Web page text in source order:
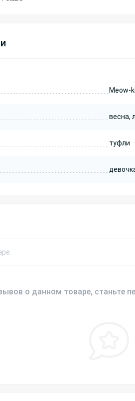
Meow-
весна,
туфли
о данном товаре, станьте